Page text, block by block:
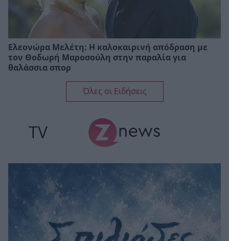
Ελεονώρα Μελέτη: Η καλοκαιρινή απόδραση με
τον Θοδωρή Μαροσούλη στην παραλία για
θαλάσσια σπορ
Όλες οι Ειδήσεις
TV